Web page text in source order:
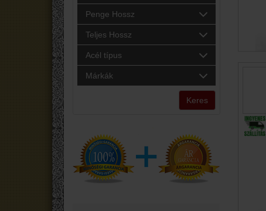
Penge Hossz
Teljes Hossz
Acél típus
Márkák
Keres